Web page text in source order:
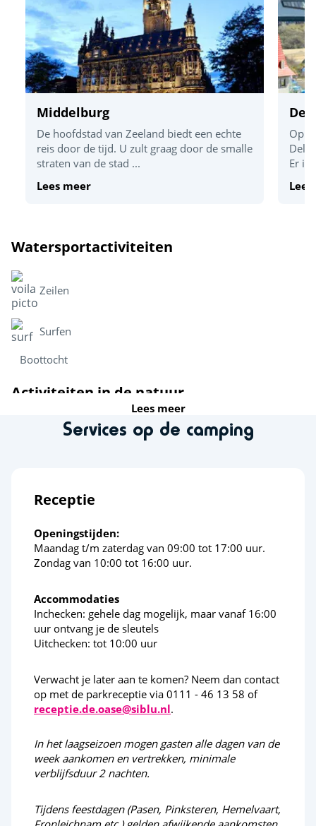
Middelburg
De hoofdstad van Zeeland biedt een echte
reis door de tijd. U zult graag door de smalle
straten van de stad ...
Lees meer
Op
Er is
Watersportactiviteiten
Zeilen
Surfen
Boottocht
Activiteiten in de natuur
Fietsroutes
Sportactiviteiten
Wandelen
Activiteiten in de omgeving
Subtropisch zwemparadijs in Goes
Mini Mundi kinderpark <38km
Cultuur en erfgoed
Deltapark Neeltje Jans <15km
Zeehonden opvang Stellendam
Lees meer
Services op de camping
Receptie
Openingstijden:
Maandag t/m zaterdag van 09:00 tot 17:00 uur.
Zondag van 10:00 tot 16:00 uur.
Accommodaties
Inchecken: gehele dag mogelijk, maar vanaf 16:00
uur ontvang je de sleutels
Uitchecken: tot 10:00 uur
Verwacht je later aan te komen? Neem dan contact
op met de parkreceptie via 0111 - 46 13 58 of
receptie.de.oase@siblu.nl.
In het laagseizoen mogen gasten alle dagen van de
week aankomen en vertrekken, minimale
verblijfsduur 2 nachten.
Tijdens feestdagen (Pasen, Pinksteren, Hemelvaart,